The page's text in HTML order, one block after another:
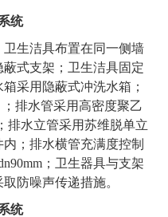
统
生洁具布置在同一侧墙
式支架；卫生洁具固定
采用隐蔽式冲洗水箱；
排水管采用高密度聚乙
排水立管采用苏维脱单立
；排水横管充满度控制
；卫生器具与支架
防噪声传递措施。
统